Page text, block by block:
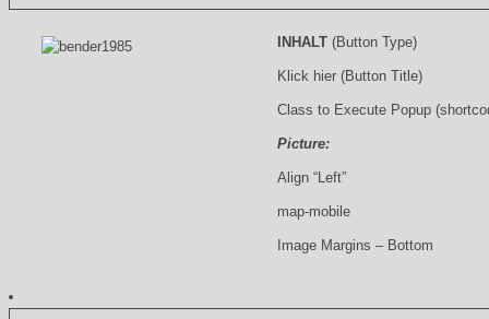
INHALT (Button Type)
Klick hier (Button Title)
Class to Execute Popup
Picture:
Align “Left”
map-mobile
Image Margins – Bottom